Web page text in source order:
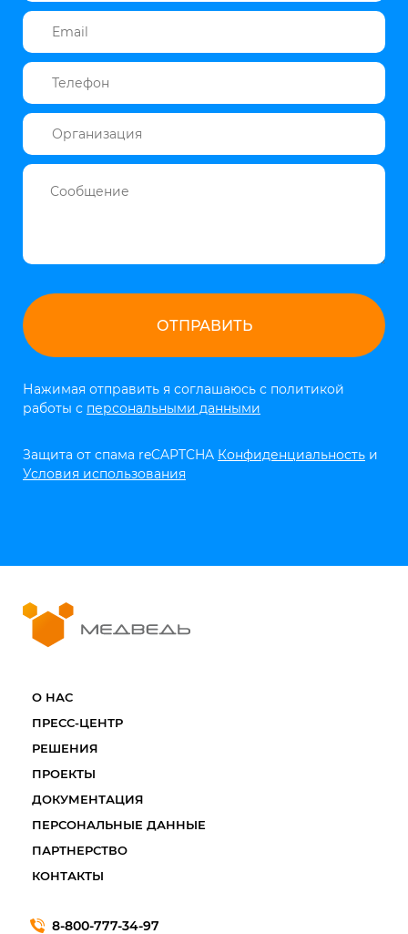
Нажимая отправить я соглашаюсь с политикой
работы с персональными данными
Защита от спама reCAPTCHA Конфиденциальность и
Условия использования
О НАС
ПРЕСС-ЦЕНТР
РЕШЕНИЯ
ПРОЕКТЫ
ДОКУМЕНТАЦИЯ
ПЕРСОНАЛЬНЫЕ ДАННЫЕ
ПАРТНЕРСТВО
КОНТАКТЫ
8-800-777-34-97